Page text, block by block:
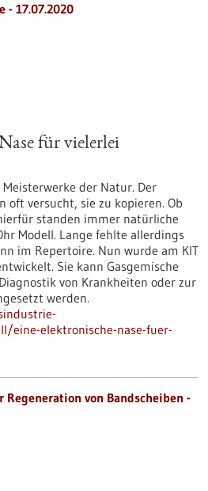
17.07.2020
für vielerlei
der Natur. Der
oft versucht, sie zu kopieren. Ob
standen immer natürliche
Modell. Lange fehlte allerdings
im Repertoire. Nun wurde am KIT
Sie kann Gasgemische
von Krankheiten oder zur
werden.
eine-elektronische-nase-fuer-
von Bandscheiben -